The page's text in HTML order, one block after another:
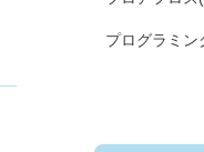
プログラミン